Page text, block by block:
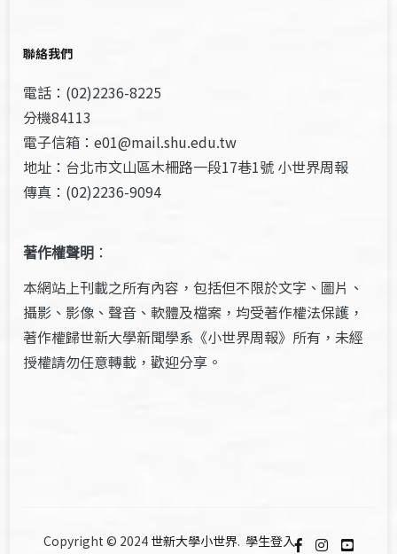
聯絡我們
電話：(02)2236-8225
分機84113
電子信箱：e01@mail.shu.edu.tw
地址：台北市文山區木柵路一段17巷1號 小世界周報
傳真：(02)2236-9094
著作權聲明 ：
本網站上刊載之所有內容，包括但不限於文字、圖片、
攝影、影像、聲音、軟體及檔案，均受著作權法保護，
著作權歸世新大學新聞學系《小世界周報》所有，未經
授權請勿任意轉載，歡迎分享。
Copyright © 2024 世新大學小世界. 學生登入